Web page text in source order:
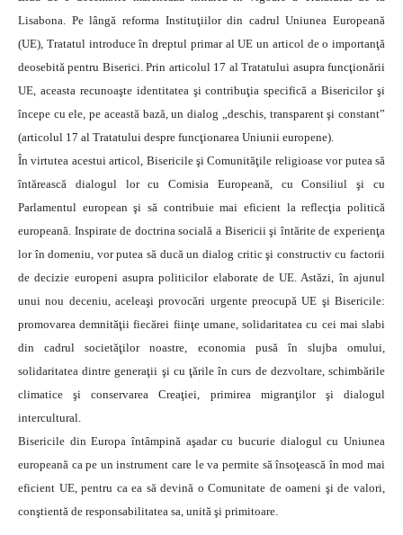
Lisabona. Pe lângă reforma Instituţiilor din cadrul Uniunea Europeană
(UE), Tratatul introduce în dreptul primar al UE un articol de o importanţă
deosebită pentru Biserici. Prin articolul 17 al Tratatului asupra funcţionării
UE, aceasta recunoaşte identitatea şi contribuţia specifică a Bisericilor şi
începe cu ele, pe această bază, un dialog „deschis, transparent şi constant”
(articolul 17 al Tratatului despre funcţionarea Uniunii europene).
În virtutea acestui articol, Bisericile şi Comunităţile religioase vor putea să
întărească dialogul lor cu Comisia Europeană, cu Consiliul şi cu
Parlamentul european şi să contribuie mai eficient la reflecţia politică
europeană. Inspirate de doctrina socială a Bisericii şi întărite de experienţa
lor în domeniu, vor putea să ducă un dialog critic şi constructiv cu factorii
de decizie europeni asupra politicilor elaborate de UE. Astăzi, în ajunul
unui nou deceniu, aceleaşi provocări urgente preocupă UE şi Bisericile:
promovarea demnităţii fiecărei fiinţe umane, solidaritatea cu cei mai slabi
din cadrul societăţilor noastre, economia pusă în slujba omului,
solidaritatea dintre generaţii şi cu ţările în curs de dezvoltare, schimbările
climatice şi conservarea Creaţiei, primirea migranţilor şi dialogul
intercultural.
Bisericile din Europa întâmpină aşadar cu bucurie dialogul cu Uniunea
europeană ca pe un instrument care le va permite să însoţească în mod mai
eficient UE, pentru ca ea să devină o Comunitate de oameni şi de valori,
conştientă de responsabilitatea sa, unită şi primitoare.